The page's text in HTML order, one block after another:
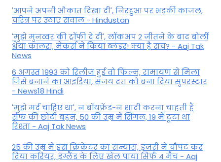
'आपने अपनी औकात दिखा दी', निरहुआ पर भड़कीं काजल,
चरित्र पर उठाए सवाल - Hindustan
'मुझे मुनव्वर की ट्रॉफी दे दी', लॉकअप 2 जीतने के बाद बोलीं
श्रेया कालरा, मेकर्स ने किया ब्लंडर! क्या है सच? - Aaj Tak
News
6 अगस्त 1993 को रिलीज हुई वो फिल्म, रामायण से मिला
जिसे बनाने का आइडिया, संजय दत्त को बना दिया सुपरस्टार
- News18 Hindi
'मुझे मर्द चाहिए था', न बॉयफ्रेंड-न शादी करना चाहती हैं
सैफ की छोटी बहन, 50 की उम्र में सिंगल, 19 में टूटा था
रिश्ता - Aaj Tak News
25 की उम्र में इस क्रिकेटर का संन्यास, इंजरी ने चौपट कर
दिया करियर, इंग्लैंड के लिए खेल पाया सिर्फ 4 मैच - Aaj